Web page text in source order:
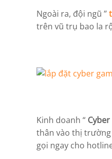
Ngoài ra, đội ngũ ”
trên vũ trụ bao la
Kinh doanh “
thân vào thị trường
gọi ngay cho